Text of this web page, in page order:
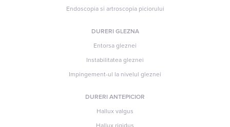
Endoscopia si artroscopia piciorului
DURERI GLEZNA
Entorsa gleznei
Instabilitatea gleznei
Impingement-ul la nivelul gleznei
DURERI ANTEPICIOR
Hallux valgus